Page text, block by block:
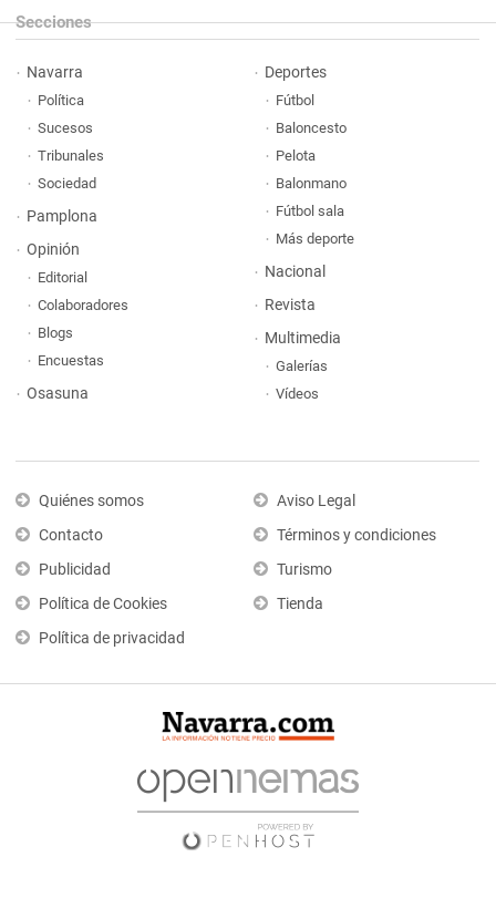
Secciones
Navarra
Política
Sucesos
Tribunales
Sociedad
Pamplona
Opinión
Editorial
Colaboradores
Blogs
Encuestas
Osasuna
Deportes
Fútbol
Baloncesto
Pelota
Balonmano
Fútbol sala
Más deporte
Nacional
Revista
Multimedia
Galerías
Vídeos
Quiénes somos
Contacto
Publicidad
Política de Cookies
Política de privacidad
Aviso Legal
Términos y condiciones
Turismo
Tienda